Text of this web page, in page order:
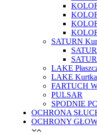
SATURN
LAKE
LAKE Kurtka
FARTUCH
PULSAR
SPODNIE
OCHRONA
OCHRONY